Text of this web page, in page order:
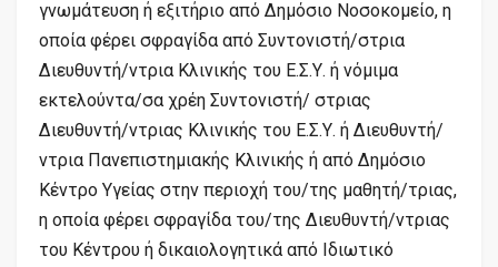
γνωμάτευση ή εξιτήριο από Δημόσιο Νοσοκομείο, η
οποία φέρει σφραγίδα από Συντονιστή/στρια
Διευθυντή/ντρια Κλινικής του Ε.Σ.Υ. ή νόμιμα
εκτελούντα/σα χρέη Συντονιστή/ στριας
Διευθυντή/ντριας Κλινικής του Ε.Σ.Υ. ή Διευθυντή/
ντρια Πανεπιστημιακής Κλινικής ή από Δημόσιο
Κέντρο Υγείας στην περιοχή του/της μαθητή/τριας,
η οποία φέρει σφραγίδα του/της Διευθυντή/ντριας
του Κέντρου ή δικαιολογητικά από Ιδιωτικό